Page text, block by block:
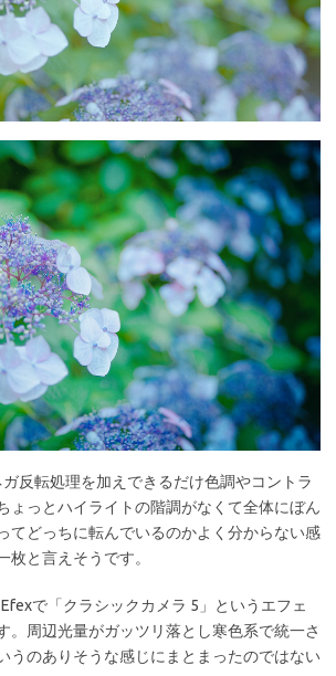
反転処理を加えできるだけ色調やコントラ
ょっとハイライトの階調がなくて全体にぼん
てどっちに転んでいるのかよく分からない感
枚と言えそうです。
で「クラシックカメラ 5」というエフェ
。周辺光量がガッツリ落とし寒色系で統一さ
うのありそうな感じにまとまったのではない